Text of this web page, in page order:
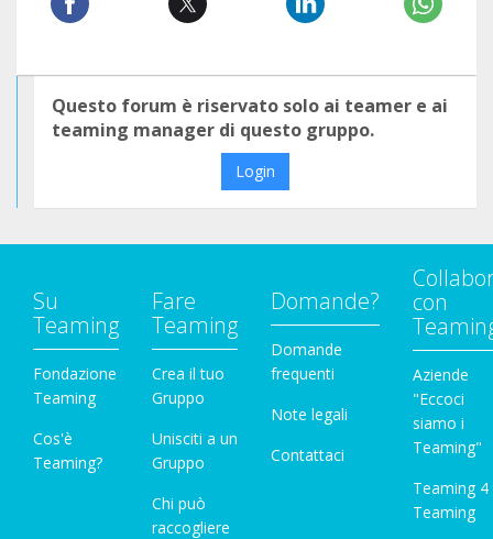
Questo forum è riservato solo ai teamer e ai
teaming manager di questo gruppo.
Login
Su
Teaming
Fondazione
Teaming
Cos'è
Teaming?
Fare
Teaming
Crea il tuo
Gruppo
Unisciti a un
Gruppo
Chi può
raccogliere
Domande?
Domande
frequenti
Note legali
Contattaci
con
Aziende
"Eccoci
siamo i
Teaming"
Teaming 4
Teaming